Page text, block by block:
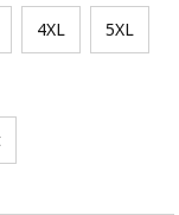
4XL 5XL